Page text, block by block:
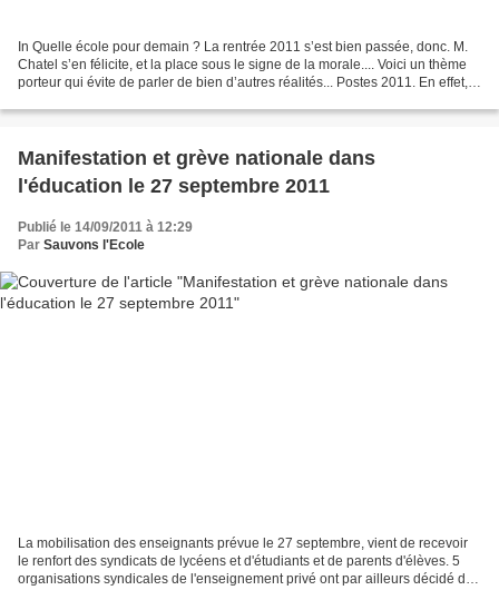
In Quelle école pour demain ? La rentrée 2011 s’est bien passée, donc. M.
Chatel s’en félicite, et la place sous le signe de la morale.... Voici un thème
porteur qui évite de parler de bien d’autres réalités... Postes 2011. En effet,
Manifestation et grève nationale dans
l'éducation le 27 septembre 2011
Publié le 14/09/2011 à 12:29
Par Sauvons l'Ecole
La mobilisation des enseignants prévue le 27 septembre, vient de recevoir
le renfort des syndicats de lycéens et d'étudiants et de parents d'élèves. 5
organisations syndicales de l'enseignement privé ont par ailleurs décidé de